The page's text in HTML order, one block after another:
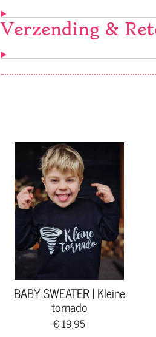
Verzending &
BABY SWEATER | Kleine
tornado
€ 19,95